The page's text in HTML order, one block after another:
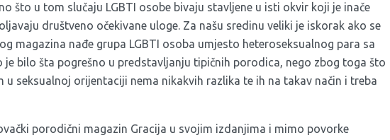
što u tom slučaju LGBTI osobe bivaju stavljene u isti okvir koji je inače
društveno očekivane uloge. Za našu sredinu veliki je iskorak ako se
magazina nađe grupa LGBTI osoba umjesto heteroseksualnog para sa
bilo šta pogrešno u predstavljanju tipičnih porodica, nego zbog toga što
u seksualnoj orijentaciji nema nikakvih razlika te ih na takav način i treba
porodični magazin Gracija u svojim izdanjima i mimo povorke